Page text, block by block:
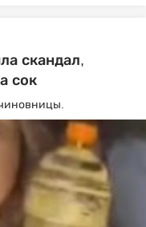
скандал,
сок